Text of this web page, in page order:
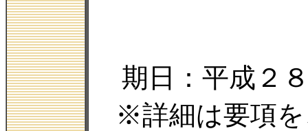
期日：平成２
※詳細は要項を